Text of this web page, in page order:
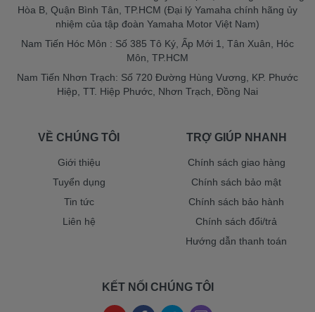
Hòa B, Quận Bình Tân, TP.HCM (Đại lý Yamaha chính hãng ủy
nhiệm của tập đoàn Yamaha Motor Việt Nam)
Nam Tiến Hóc Môn : Số 385 Tô Ký, Ấp Mới 1, Tân Xuân, Hóc
Môn, TP.HCM
Nam Tiến Nhơn Trạch: Số 720 Đường Hùng Vương, KP. Phước
Hiệp, TT. Hiệp Phước, Nhơn Trạch, Đồng Nai
VỀ CHÚNG TÔI
Giới thiệu
Tuyển dụng
Tin tức
Liên hệ
TRỢ GIÚP NHANH
Chính sách giao hàng
Chính sách bảo mật
Chính sách bảo hành
Chính sách đổi/trả
Hướng dẫn thanh toán
KẾT NỐI CHÚNG TÔI